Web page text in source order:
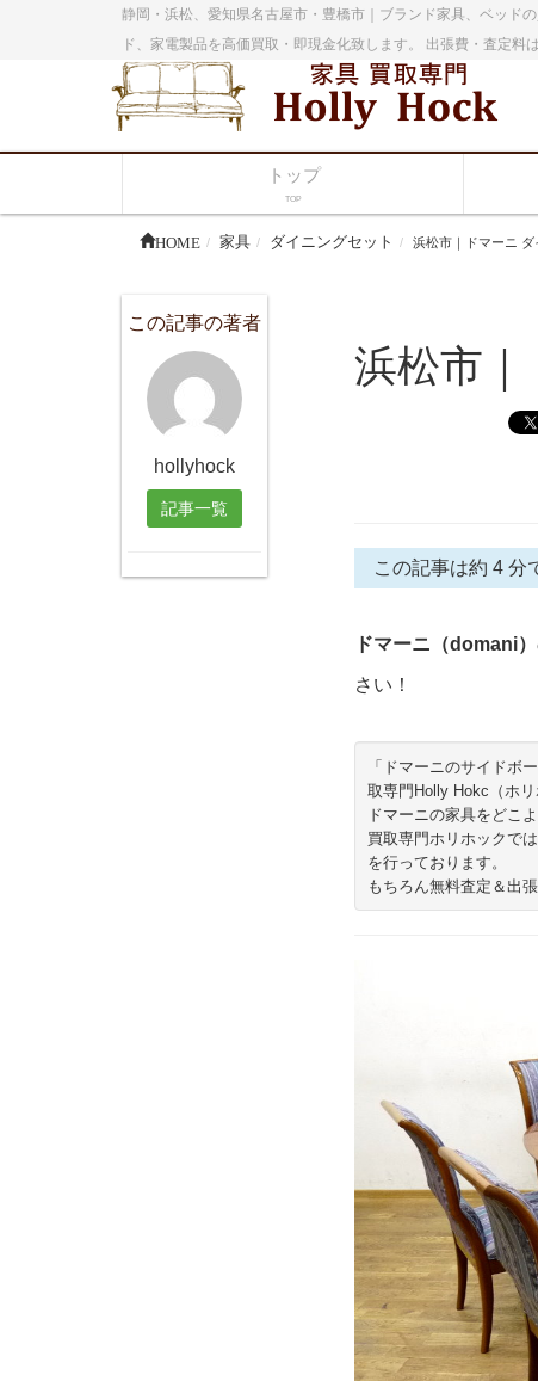
静岡・浜松、愛知県名古屋市・豊橋市｜ブランド家具、ベッド
ド、家電製品を高価買取・即現金化致します。 出張費・査定
トップ
TOP
HOME 家具 ダイニングセット 浜松市｜ドマーニ ダ
浜松市
この記事は約 4 分
ドマーニ（domani）
さい！
「ドマーニのサイドボ
取専門Holly Hokc（ホ
ドマーニの家具をどこ
買取専門ホリホックで
を行っております。
もちろん無料査定＆出
この記事の著者
hollyhock
記事一覧